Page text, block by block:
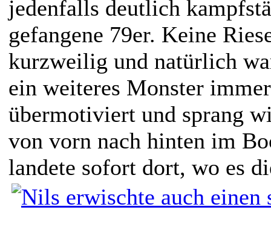
jedenfalls deutlich
gefangene 79er. Keine
kurzweilig und natürlich
ein weiteres Monster
übermotiviert und sprang
von vorn nach hinten im
landete sofort dort, wo es